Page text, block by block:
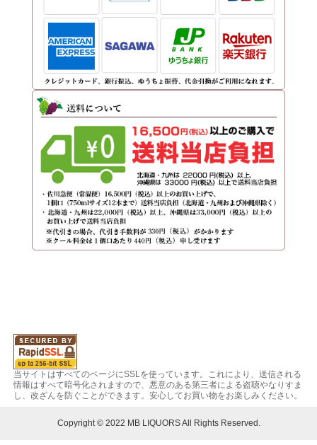
当サイトはすべてのページにSSLを使っています。これにより、送信される
情報はすべて暗号化されますので、悪意のある第三者による盗聴やなりすま
し、改ざんを防ぐことができます。安心してお買い物をお楽しみください。
Copyright © 2022 MB LIQUORS All Rights Reserved.